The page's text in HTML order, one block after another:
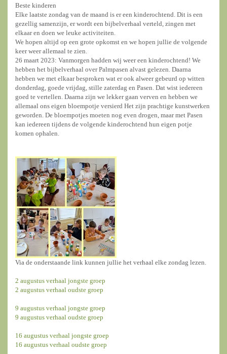
Beste kinderen
Elke laatste zondag van de maand is er een kinderochtend. Dit is een
gezellig samenzijn, er wordt een bijbelverhaal verteld, zingen met
elkaar en doen we leuke activiteiten.
We hopen altijd op een grote opkomst en we hopen jullie de volgende
keer weer allemaal te zien.
26 maart 2023: Vanmorgen hadden wij weer een kinderochtend! We
hebben het bijbelverhaal over Palmpasen alvast gelezen. Daarna
hebben we met elkaar besproken wat er ook alweer gebeurd op witten
donderdag, goede vrijdag, stille zaterdag en Pasen. Dat wist iedereen
goed te vertellen. Daarna zijn we lekker gaan verven en hebben we
allemaal ons eigen bloempotje versierd Het zijn prachtige kunstwerken
geworden. De bloempotjes moeten nog even drogen, maar met Pasen
kan iedereen tijdens de volgende kinderochtend hun eigen potje
komen ophalen.
Via de onderstaande link kunnen jullie het verhaal elke zondag lezen.
2 augustus verhaal jongste groep
2 augustus verhaal oudste groep
9 augustus verhaal jongste groep
9 augustus verhaal oudste groep
16 augustus verhaal jongste groep
16 augustus verhaal oudste groep